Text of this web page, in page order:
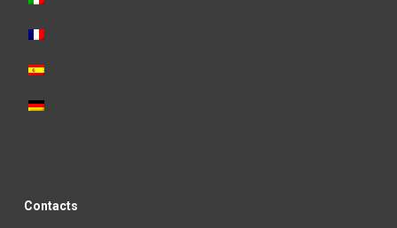
Contacts